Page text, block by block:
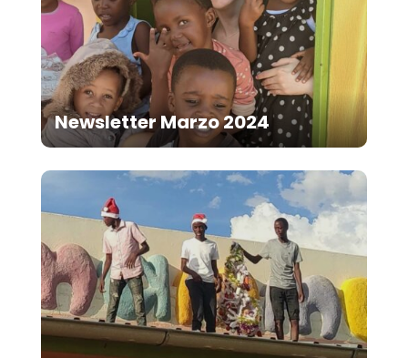
Newsletter Marzo 2024